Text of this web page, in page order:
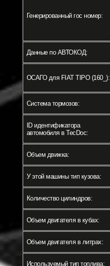
Генерированный гос номер:
Данные по АВТОКОД:
ОСАГО для FIAT TIPO (160_):
Система тормозов:
ID идентификатора
автомобиля в TecDoc:
Объем движка:
У этой машины тип кузова:
Количество цилиндров:
Объем двигателя в кубах:
Объем двигателя в литрах:
Используемый тип топлива: